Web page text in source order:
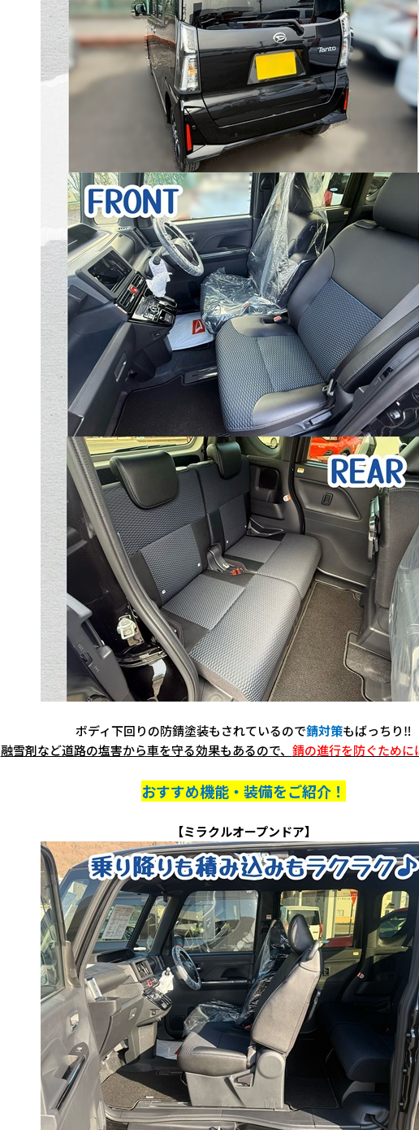
ボディ下回りの防錆塗装もされているので錆対策もばっちり‼️
融雪剤など道路の塩害から車を守る効果もあるので、 錆の進行を防ぐために
おすすめ機能・装備をご紹介！
【ミラクルオープンドア】